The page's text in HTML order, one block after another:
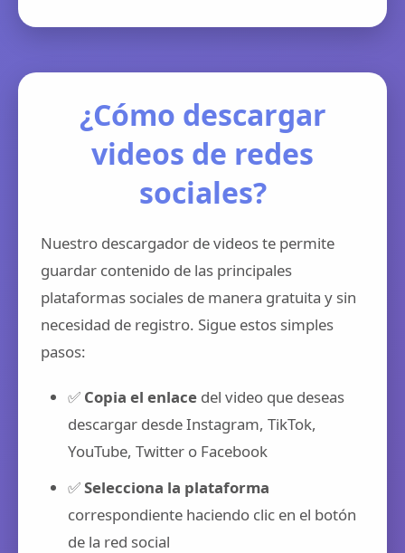
¿Cómo descargar
videos de redes
sociales?
Nuestro descargador de videos te permite
guardar contenido de las principales
plataformas sociales de manera gratuita y sin
necesidad de registro. Sigue estos simples
pasos:
✅ Copia el enlace del video que deseas
descargar desde Instagram, TikTok,
YouTube, Twitter o Facebook
✅Selecciona la plataforma
correspondiente haciendo clic en el botón
de la red social